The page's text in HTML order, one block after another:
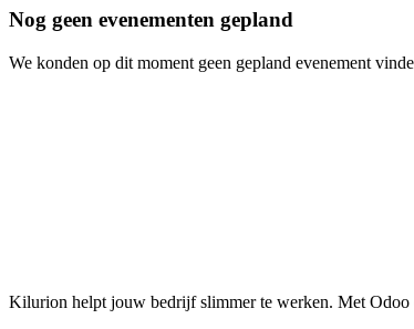
Nog geen evenementen gepland
We konden op dit moment geen gepland evenement
Kilurion helpt jouw bedrijf slimmer te werken. Met Odoo